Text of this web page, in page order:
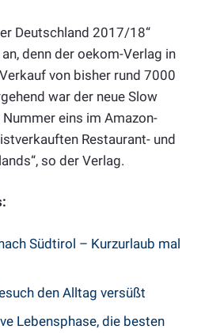
Deutschland 2017/18“
denn der oekom-Verlag in
von bisher rund 7000
war der neue Slow
eins im Amazon-
Restaurant- und
so der Verlag.
Südtirol – Kurzurlaub mal
den Alltag versüßt
Lebensphase, die besten